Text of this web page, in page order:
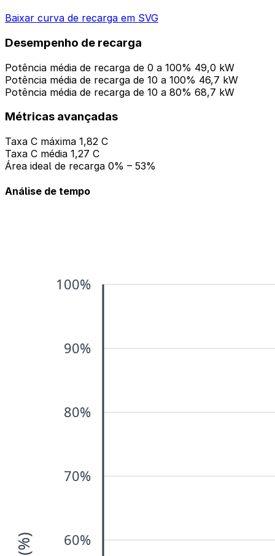
Baixar curva de recarga em SVG
Desempenho de recarga
Potência média de recarga de 0 a 100% 49,0 kW
Potência média de recarga de 10 a 100% 46,7 kW
Potência média de recarga de 10 a 80% 68,7 kW
Métricas avançadas
Taxa C máxima 1,82 C
Taxa C média 1,27 C
Área ideal de recarga 0% – 53%
Análise de tempo